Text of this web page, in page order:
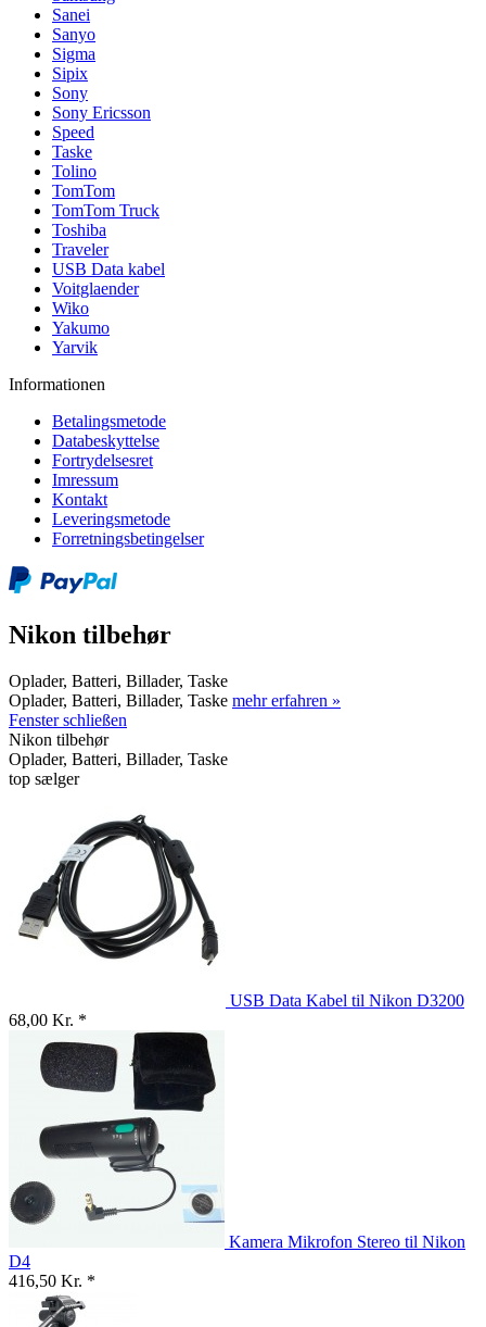
Sanei
Sanyo
Sigma
Sipix
Sony
Sony Ericsson
Speed
Taske
Tolino
TomTom
TomTom Truck
Toshiba
Traveler
USB Data kabel
Voitglaender
Wiko
Yakumo
Yarvik
Informationen
Betalingsmetode
Databeskyttelse
Fortrydelsesret
Imressum
Kontakt
Leveringsmetode
Forretningsbetingelser
Nikon tilbehør
Oplader, Batteri, Billader, Taske
Oplader, Batteri, Billader, Taske mehr erfahren »
Fenster schließen
Nikon tilbehør
Oplader, Batteri, Billader, Taske
top sælger
USB Data Kabel til Nikon D3200
68,00 Kr. *
Kamera Mikrofon Stereo til Nikon
D4
416,50 Kr. *